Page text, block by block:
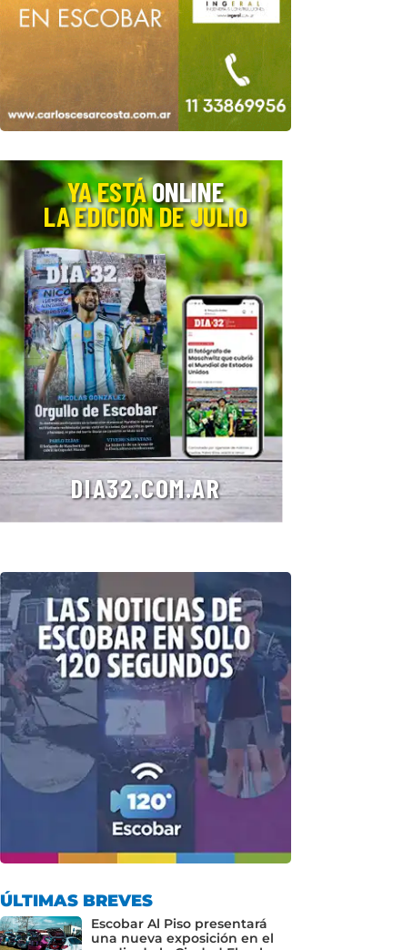
ÚLTIMAS BREVES
Escobar Al Piso presentará
una nueva exposición en el